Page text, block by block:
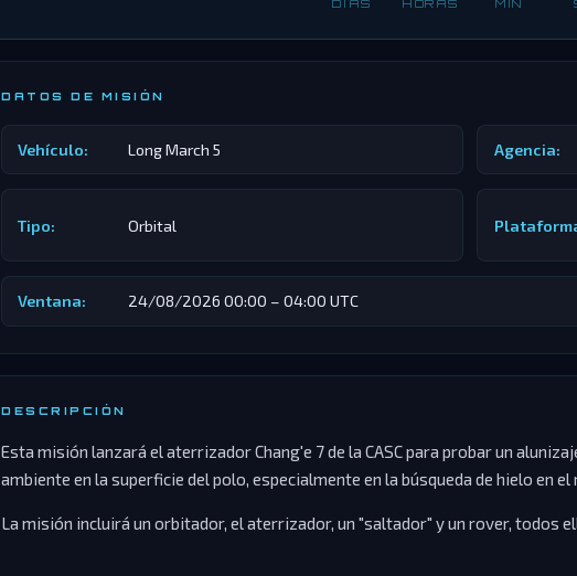
DÍAS HORAS MIN
DATOS DE MISIÓN
Vehículo: Long March 5 Agencia:
Tipo: Orbital
Ventana: 24/08/2026 00:00 – 04:00 UTC
DESCRIPCIÓN
Esta misión lanzará el aterrizador Chang'e 7 de la CASC para probar un
ambiente en la superficie del polo, especialmente en la búsqueda de hielo en
La misión incluirá un orbitador, el aterrizador, un "saltador" y un rover, todos